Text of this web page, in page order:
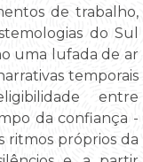
de trabalho,
do Sul
uma lufada de ar
temporais
entre
da confiança -
ritmos próprios da